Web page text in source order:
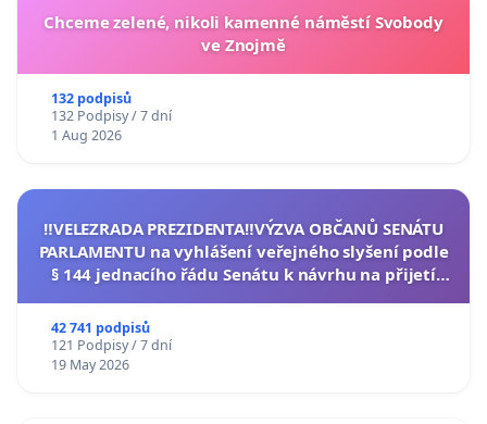
Chceme zelené, nikoli kamenné náměstí Svobody
ve Znojmě
132 podpisů
132 Podpisy / 7 dní
1 Aug 2026
‼️VELEZRADA PREZIDENTA‼️VÝZVA OBČANŮ SENÁTU
PARLAMENTU na vyhlášení veřejného slyšení podle
§ 144 jednacího řádu Senátu k návrhu na přijetí
42 741 podpisů
121 Podpisy / 7 dní
19 May 2026